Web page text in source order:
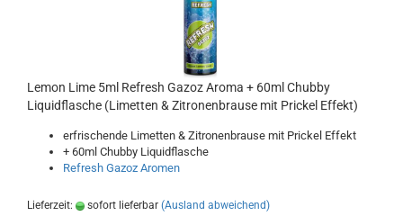
Lemon Lime 5ml Refresh Gazoz Aroma + 60ml Chubby
Liquidflasche (Limetten & Zitronenbrause mit Prickel Effekt)
erfrischende Limetten & Zitronenbrause mit Prickel Effekt
+ 60ml Chubby Liquidflasche
Refresh Gazoz Aromen
Lieferzeit: sofort lieferbar (Ausland abweichend)